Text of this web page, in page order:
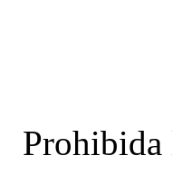
Prohibida